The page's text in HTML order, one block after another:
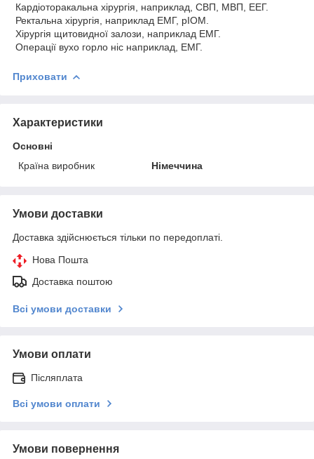
Кардіоторакальна хірургія, наприклад, СВП, МВП, ЕЕГ.
Ректальна хірургія, наприклад ЕМГ, pIOM.
Хірургія щитовидної залози, наприклад ЕМГ.
Операції вухо горло ніс наприклад, ЕМГ.
Приховати
Характеристики
Основні
Країна виробник
Німеччина
Умови доставки
Доставка здійснюється тільки по передоплаті.
Нова Пошта
Доставка поштою
Всі умови доставки
Умови оплати
Післяплата
Всі умови оплати
Умови повернення